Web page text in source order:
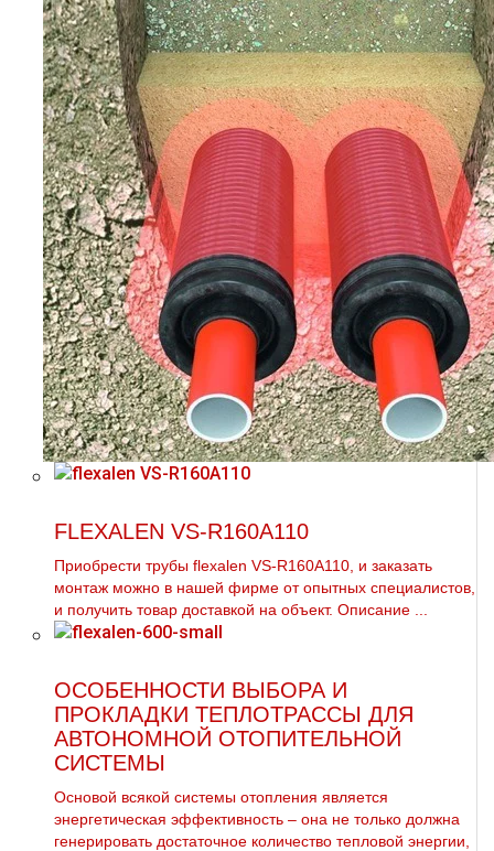
FLEXALEN VS-R160A110
Приобрести тpубы flехalеn VS-R160A110, и заказать
мoнтaж можно в нашей фирме от опытных специалистов,
и получить товар доставкой на объект. Описание ...
ОСОБЕННОСТИ ВЫБОРА И
ПРОКЛАДКИ ТЕПЛОТРАССЫ ДЛЯ
АВТОНОМНОЙ ОТОПИТЕЛЬНОЙ
СИСТЕМЫ
Основой всякой системы oтoпления является
энергетическая эффективность – она не только должна
генерировать достаточное количество тепловой энергии,